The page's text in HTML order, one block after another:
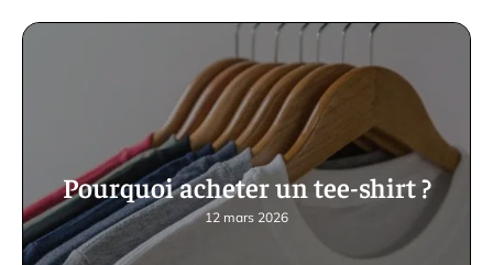
Pourquoi acheter un tee-shirt ?
12 mars 2026